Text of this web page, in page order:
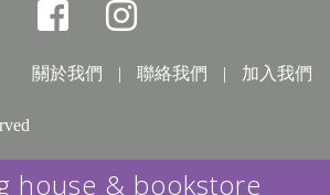
談．奇談》，取材自日本流傳已久的
實改編其中九篇故事，由從小視BL為
關於我們 | 聯絡我們 | 加入我們
house & bookstore